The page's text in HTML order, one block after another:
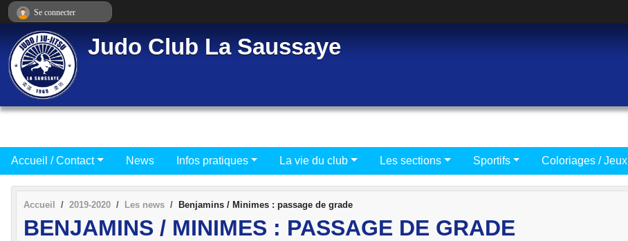
Judo Club La Saussaye
Accueil / Contact News Infos pratiques La vie du club Les sections Sportifs Coloriages / Jeux
Accueil 2019-2020 Les news Benjamins / Minimes : passage de grade
BENJAMINS / MINIMES : PASSAGE DE GRADE
Se connecter
Panneau de gestion des cookies